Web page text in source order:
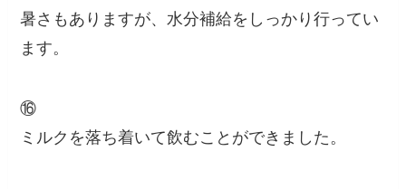
暑さもありますが、水分補給をしっかり行ってい
ます。
⑯
ミルクを落ち着いて飲むことができました。